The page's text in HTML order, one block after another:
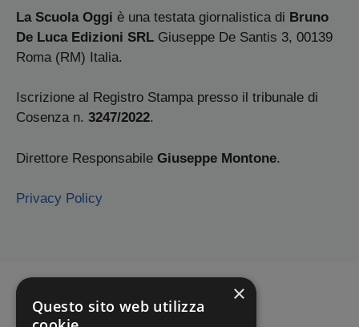
La Scuola Oggi è una testata giornalistica di Bruno
De Luca Edizioni SRL Giuseppe De Santis 3, 00139
Roma (RM) Italia.
Iscrizione al Registro Stampa presso il tribunale di
Cosenza n. 3247/2022.
Direttore Responsabile Giuseppe Montone.
Privacy Policy
×
Questo sito web utilizza